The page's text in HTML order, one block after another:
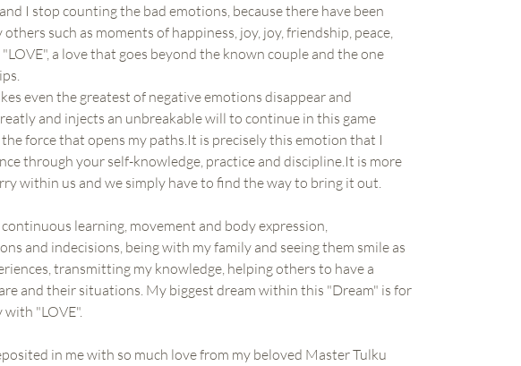
I stop counting the bad emotions, because there have been
such as moments of happiness, joy, joy, friendship, peace,
a love that goes beyond the known couple and the one
even the greatest of negative emotions disappear and
and injects an unbreakable will to continue in this game
force that opens my paths.It is precisely this emotion that I
through your self-knowledge, practice and discipline.It is more
within us and we simply have to find the way to bring it out.
learning, movement and body expression,
and indecisions, being with my family and seeing them smile as
transmitting my knowledge, helping others to have a
and their situations. My biggest dream within this "Dream" is for
"LOVE".
in me with so much love from my beloved Master Tulku